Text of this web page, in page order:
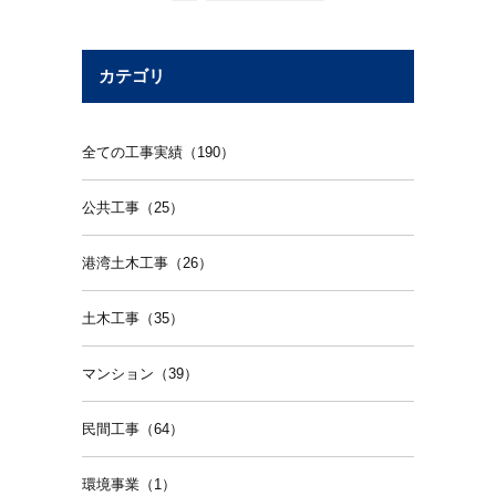
カテゴリ
全ての工事実績（190）
公共工事（25）
港湾土木工事（26）
土木工事（35）
マンション（39）
民間工事（64）
環境事業（1）